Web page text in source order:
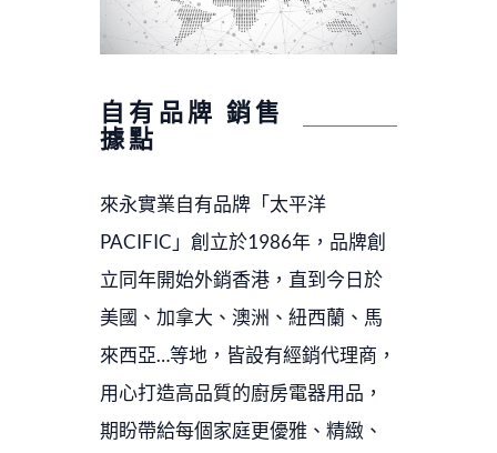
自有品牌 銷售
據點
來永實業自有品牌「太平洋
PACIFIC」創立於1986年，品牌創
立同年開始外銷香港，直到今日於
美國、加拿大、澳洲、紐西蘭、馬
來西亞…等地，皆設有經銷代理商，
用心打造高品質的廚房電器用品，
期盼帶給每個家庭更優雅、精緻、